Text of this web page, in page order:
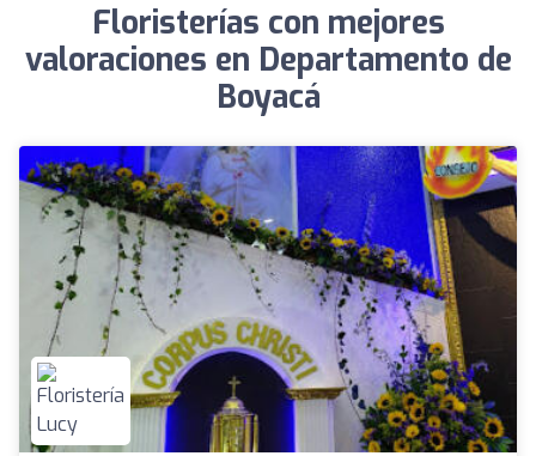
Floristerías con mejores
valoraciones en Departamento de
Boyacá